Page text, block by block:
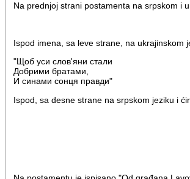
Na prednjoj strani postamenta na srpskom i
Ispod imena, sa leve strane, na ukrajinskom
"Щоб уси слов'яни стали
Добрими братами,
И синами сонця правди"
Ispod, sa desne strane na srpskom jeziku i